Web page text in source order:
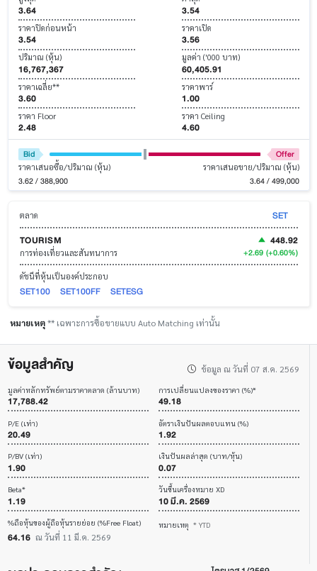
3.64 3.54
ราคาปิดก่อนหน้า
3.54
ราคาเปิด
3.56
ปริมาณ (หุ้น)
16,767,367
มูลค่า ('000 บาท)
60,405.91
ราคาเฉลี่ย**
3.60
ราคาพาร์
1.00
ราคา Floor
2.48
ราคา Ceiling
4.60
Bid Offer
ราคาเสนอซื้อ/ปริมาณ (หุ้น)
3.62 / 388,900
ราคาเสนอขาย/ปริมาณ (หุ้น)
3.64 / 499,000
ตลาด
SET
TOURISM
การท่องเที่ยวและสันทนาการ
448.92
+2.69 (+0.60%)
ดัชนีที่หุ้นเป็นองค์ประกอบ
SET100 SET100FF SETESG
หมายเหตุ** เฉพาะการซื้อขายแบบ Auto Matching เท่านั้น
ข้อมูลสำคัญ ข้อมูล ณ วันที่ 07 ส.ค. 2569
มูลค่าหลักทรัพย์ตามราคาตลาด (ล้านบาท)
17,788.42
การเปลี่ยนแปลงของราคา (%)*
49.18
P/E (เท่า)
20.49
อัตราเงินปันผลตอบแทน (%)
1.92
P/BV (เท่า)
1.90
เงินปันผลล่าสุด (บาท/หุ้น)
0.07
Beta*
1.19
วันขึ้นเครื่องหมาย XD
10 มี.ค. 2569
%ถือหุ้นของผู้ถือหุ้นรายย่อย (%Free Float)
64.16 ณ วันที่ 11 มี.ค. 2569
หมายเหตุ * YTD